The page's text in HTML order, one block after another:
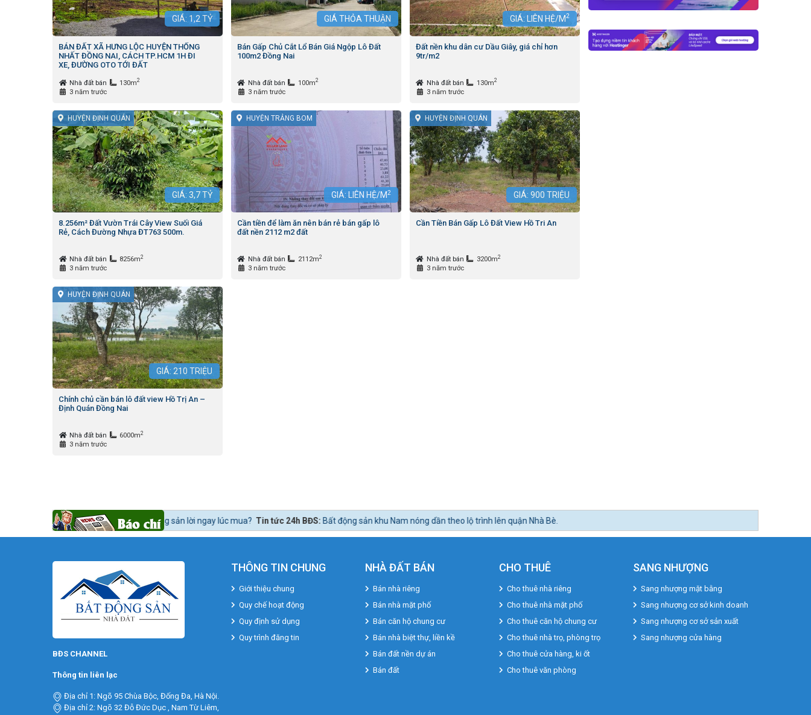
GIÁ: 1,2 TỶ
BÁN ĐẤT XÃ HƯNG LỘC HUYỆN THỐNG
NHẤT ĐỒNG NAI, CÁCH TP.HCM 1H ĐI
XE, ĐƯỜNG OTO TỚI ĐẤT
Nhà đất bán 130m2
3 năm trước
GIÁ THỎA THUẬN
Bán Gấp Chủ Cắt Lổ Bán Giá Ngộp Lô Đất
100m2 Đồng Nai
Nhà đất bán 100m2
3 năm trước
GIÁ: LIÊN HỆ/M2
Đất nền khu dân cư Dầu Giây, giá chỉ hơn
9tr/m2
Nhà đất bán 130m2
3 năm trước
HUYỆN ĐỊNH QUÁN
GIÁ: 3,7TỶ
8.256m² Đất Vườn Trái Cây View Suối Giá
Rẻ, Cách Đường Nhựa ĐT763 500m.
Nhà đất bán 8256m2
3 năm trước
HUYỆN TRẢNG BOM
GIÁ: LIÊN HỆ/M2
Cần tiền để làm ăn nên bán rẻ bán gấp lô
đất nền 2112 m2 đất
Nhà đất bán 2112m2
3 năm trước
HUYỆN ĐỊNH QUÁN
GIÁ: 900 TRIỆU
Cần Tiền Bán Gấp Lô Đất View Hồ Tri An
Nhà đất bán 3200m2
3 năm trước
HUYỆN ĐỊNH QUÁN
GIÁ: 210 TRIỆU
Chính chủ cần bán lô đất view Hồ Trị An –
Định Quán Đồng Nai
Nhà đất bán 6000m2
3 năm trước
để mua bất động sản lời ngay lúc mua? Tin tức 24h BĐS:Bất động sản khu Nam nóng dần theo lộ trình lên quận Nhà Bè.
BĐS CHANNEL
Thông tin liên lạc
Địa chỉ 1: Ngõ 95 Chùa Bộc, Đống Đa, Hà Nội.
Địa chỉ 2: Ngõ 32 Đỗ Đức Dục , Nam Từ Liêm,
THÔNG TIN CHUNG
Giới thiệu chung
Quy chế hoạt động
Quy định sử dụng
Quy trình đăng tin
NHÀ ĐẤT BÁN
Bán nhà riêng
Bán nhà mặt phố
Bán căn hộ chung cư
Bán nhà biệt thự, liền kề
Bán đất nền dự án
Bán đất
CHO THUÊ
Cho thuê nhà riêng
Cho thuê nhà mặt phố
Cho thuê căn hộ chung cư
Cho thuê nhà trọ, phòng trọ
Cho thuê cửa hàng, ki ốt
Cho thuê văn phòng
SANG NHƯỢNG
Sang nhượng mặt bằng
Sang nhượng cơ sở kinh doanh
Sang nhượng cơ sở sản xuất
Sang nhượng cửa hàng